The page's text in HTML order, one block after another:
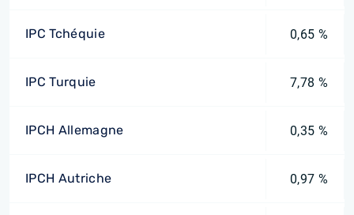
IPC Tchéquie 0,65 %
IPC Turquie 7,78 %
IPCH Allemagne 0,35 %
IPCH Autriche 0,97 %